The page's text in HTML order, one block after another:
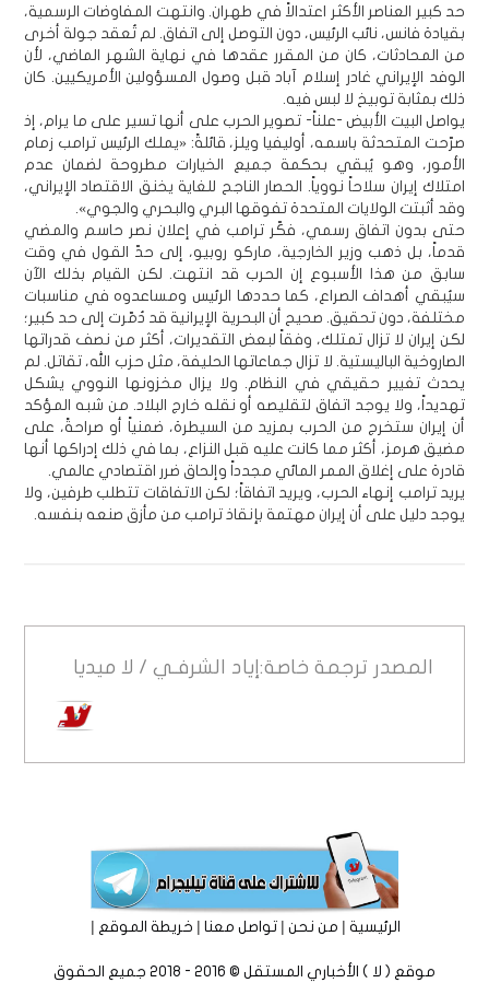
حد كبير العناصر الأكثر اعتدالاً في طهران. وانتهت المفاوضات الرسمية،
بقيادة فانس، نائب الرئيس، دون التوصل إلى اتفاق. لم تُعقد جولة أخرى
من المحادثات، كان من المقرر عقدها في نهاية الشهر الماضي، لأن
الوفد الإيراني غادر إسلام آباد قبل وصول المسؤولين الأمريكيين. كان
ذلك بمثابة توبيخ لا لبس فيه.
يواصل البيت الأبيض -علناً- تصوير الحرب على أنها تسير على ما يرام، إذ
صرّحت المتحدثة باسمه، أوليفيا ويلز، قائلةً: «يملك الرئيس ترامب زمام
الأمور، وهو يُبقي بحكمة جميع الخيارات مطروحة لضمان عدم
امتلاك إيران سلاحاً نووياً. الحصار الناجح للغاية يخنق الاقتصاد الإيراني،
وقد أثبتت الولايات المتحدة تفوقها البري والبحري والجوي».
حتى بدون اتفاق رسمي، فكّر ترامب في إعلان نصر حاسم والمضي
قدماً، بل ذهب وزير الخارجية، ماركو روبيو، إلى حدّ القول في وقت
سابق من هذا الأسبوع إن الحرب قد انتهت. لكن القيام بذلك الآن
سيُبقي أهداف الصراع، كما حددها الرئيس ومساعدوه في مناسبات
مختلفة، دون تحقيق. صحيح أن البحرية الإيرانية قد دُمّرت إلى حد كبير؛
لكن إيران لا تزال تمتلك، وفقاً لبعض التقديرات، أكثر من نصف قدراتها
الصاروخية الباليستية. لا تزال جماعاتها الحليفة، مثل حزب الله، تقاتل. لم
يحدث تغيير حقيقي في النظام. ولا يزال مخزونها النووي يشكل
تهديداً، ولا يوجد اتفاق لتقليصه أو نقله خارج البلاد. من شبه المؤكد
أن إيران ستخرج من الحرب بمزيد من السيطرة، ضمنياً أو صراحةً، على
مضيق هرمز، أكثر مما كانت عليه قبل النزاع، بما في ذلك إدراكها أنها
قادرة على إغلاق الممر المائي مجدداً وإلحاق ضرر اقتصادي عالمي.
يريد ترامب إنهاء الحرب، ويريد اتفاقاً؛ لكن الاتفاقات تتطلب طرفين، ولا
يوجد دليل على أن إيران مهتمة بإنقاذ ترامب من مأزق صنعه بنفسه.
المصدر ترجمة خاصة:إياد الشرفـي / لا ميديا
الرئيسية|من نحن|تواصل معنا|خريطة الموقع |
موقع ( لا ) الأخباري المستقل © 2016 - 2018 جميع الحقوق